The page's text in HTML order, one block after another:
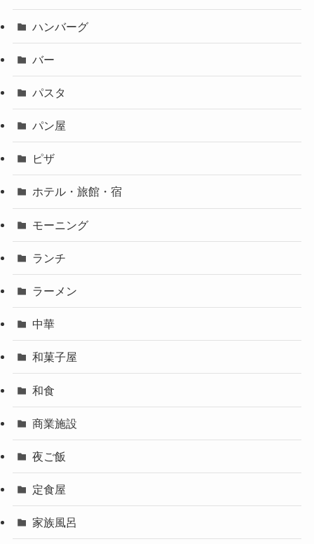
ハンバーグ
バー
パスタ
パン屋
ピザ
ホテル・旅館・宿
モーニング
ランチ
ラーメン
中華
和菓子屋
和食
商業施設
夜ご飯
定食屋
家族風呂